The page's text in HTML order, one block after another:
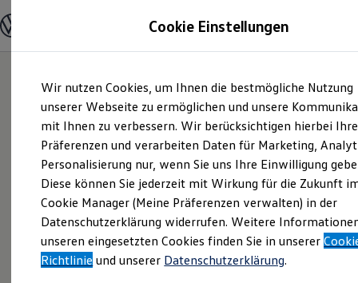
Hauptinhalt
springen
Footer
springen
Modelle und Konfigurator
Modelle vergleichen
Elektroautos
ENERGY Sondermodelle
Nutzfahrzeuge
SUV und CUV
Familienautos
Kombis
Kompaktwagen
Sportwagen
Schnell verfügbare Fahrzeuge
Angebote und Produkte
Aktuelle Angebote
E-Auto-Förderung
Volkswagen Marktplatz
Cookie Einstellungen
Wir nutzen Cookies, um Ihnen die bestmögliche Nutzung
unserer Webseite zu ermöglichen und unsere
mit Ihnen zu verbessern. Wir berücksichtigen hierbei Ihre
Präferenzen und verarbeiten Daten für Marketing,
Personalisierung nur, wenn Sie uns Ihre Einwilligung
Diese können Sie jederzeit mit Wirkung für die Zukunft
Cookie Manager (Meine Präferenzen verwalten) in der
Datenschutzerklärung widerrufen. Weitere
unseren eingesetzten Cookies finden Sie in unserer
Richtlinie und unserer Datenschutzerklärung.